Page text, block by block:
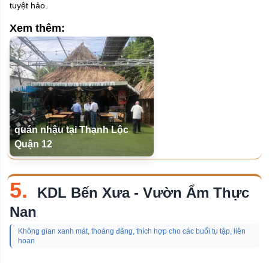
tuyệt hảo.
Xem thêm:
quán nhậu tại Thạnh Lộc
Quận 12
5.
KDL Bến Xưa - Vườn Ẩm Thực
Nan
Không gian xanh mát, thoáng đãng, thích hợp cho các buổi tụ tập, liên
hoan